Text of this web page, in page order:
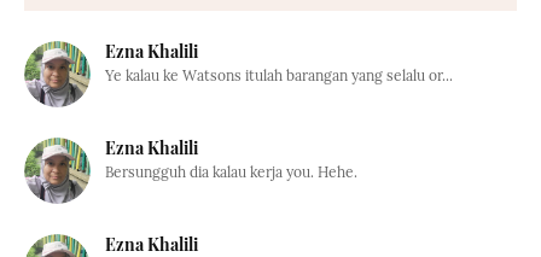
Ezna Khalili
Ye kalau ke Watsons itulah barangan yang selalu or...
Ezna Khalili
Bersungguh dia kalau kerja you. Hehe.
Ezna Khalili